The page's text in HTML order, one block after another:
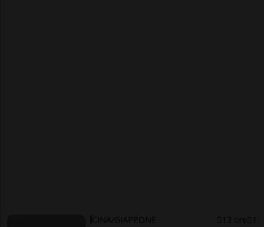
CINA/GIAPPONE 13 ore 1